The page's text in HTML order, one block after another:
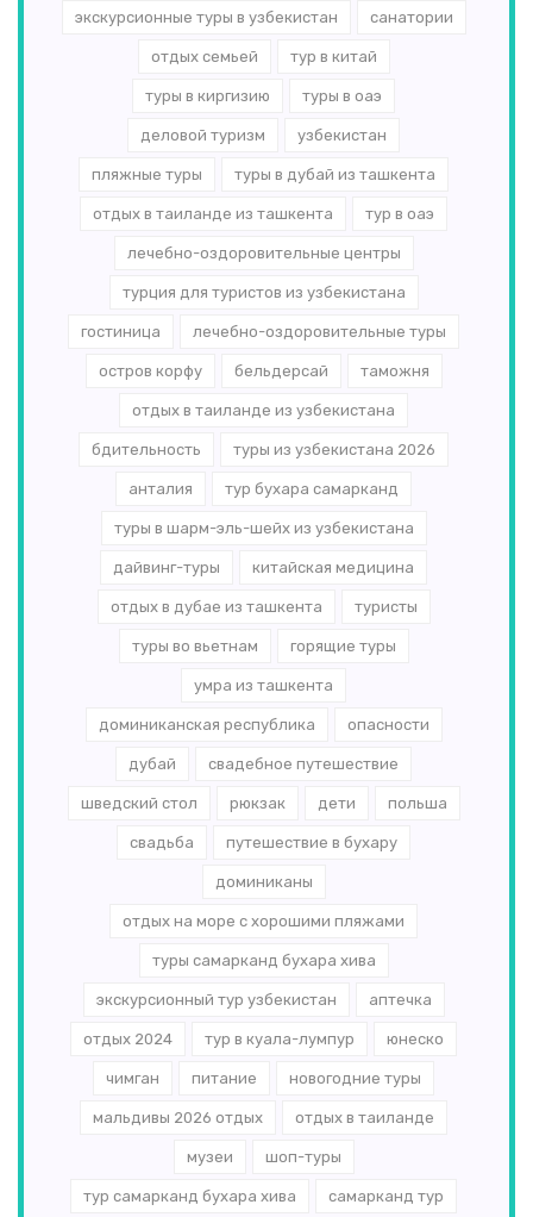
экскурсионные туры в узбекистан санатории
отдых семьей тур в китай
туры в киргизию туры в оаэ
деловой туризм узбекистан
пляжные туры туры в дубай из ташкента
отдых в таиланде из ташкента тур в оаэ
лечебно-оздоровительные центры
турция для туристов из узбекистана
гостиница лечебно-оздоровительные туры
остров корфу бельдерсай таможня
отдых в таиланде из узбекистана
бдительность туры из узбекистана 2026
анталия тур бухара самарканд
туры в шарм-эль-шейх из узбекистана
дайвинг-туры китайская медицина
отдых в дубае из ташкента туристы
туры во вьетнам горящие туры
умра из ташкента
доминиканская республика опасности
дубай свадебное путешествие
шведский стол рюкзак дети польша
свадьба путешествие в бухару
доминиканы
отдых на море с хорошими пляжами
туры самарканд бухара хива
экскурсионный тур узбекистан аптечка
отдых 2024 тур в куала-лумпур юнеско
чимган питание новогодние туры
мальдивы 2026 отдых отдых в таиланде
музеи шоп-туры
тур самарканд бухара хива самарканд тур